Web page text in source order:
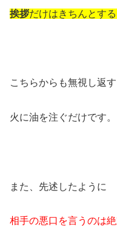
挨拶だけはきちんとす
こちらからも無視し返す
火に油を注ぐだけです。
また、先述したように
相手の悪口を言うのは絶